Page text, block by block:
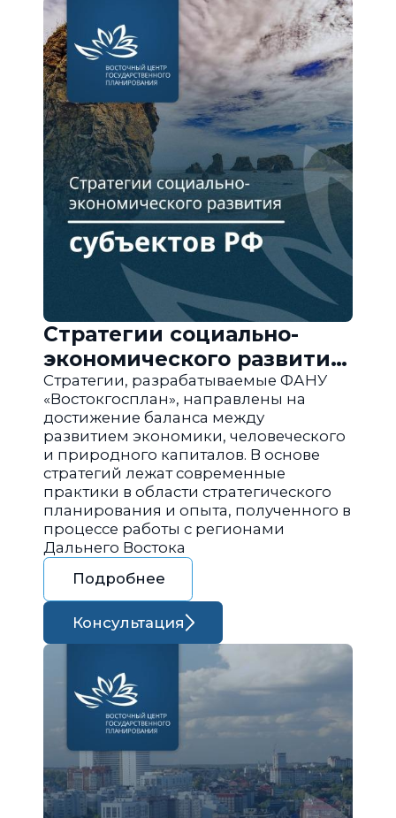
Стратегии социально-
экономического развития
субъектов РФ
Стратегии, разрабатываемые ФАНУ
«Востокгосплан», направлены на
достижение баланса между
развитием экономики, человеческого
и природного капиталов. В основе
стратегий лежат современные
практики в области стратегического
планирования и опыта, полученного в
процессе работы с регионами
Дальнего Востока
Подробнее
Консультация